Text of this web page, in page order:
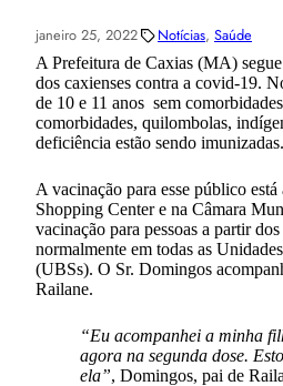
janeiro 25, 2022 Notícias, Saúde
A Prefeitura de Caxias (MA)
dos caxienses contra a covid-19.
de 10 e 11 anos sem
comorbidades, quilombolas,
deficiência estão sendo imunizadas.
A vacinação para esse público
Shopping Center e na Câmara
vacinação para pessoas a partir
normalmente em todas as
(UBSs). O Sr. Domingos
Railane.
“Eu acompanhei a minha
agora na segunda dose.
ela”, Domingos, pai de